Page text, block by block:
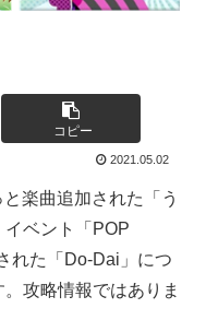
コピー
2021.05.02
楽曲追加された「う
イベント「POP
れた「Do-Dai」につ
攻略情報ではありま